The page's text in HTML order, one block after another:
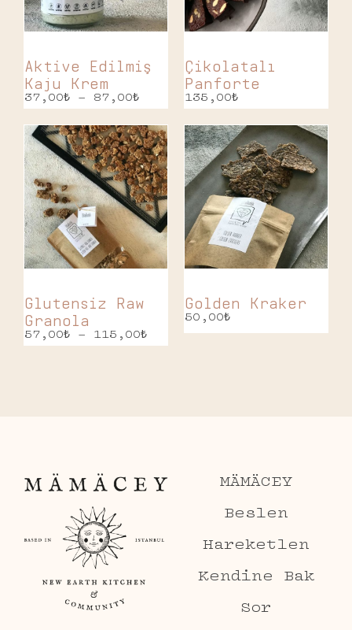
Aktive Edilmiş
Kaju Krem
37,00₺ – 87,00₺
Çikolatalı
Panforte
135,00₺
Glutensiz Raw
Granola
57,00₺ – 115,00₺
Golden Kraker
50,00₺
MÄMÄCEY
Beslen
Hareketlen
Kendine Bak
Sor